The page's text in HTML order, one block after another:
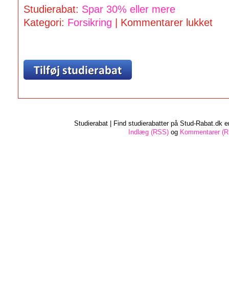
Studierabat: Spar 30% eller mere
Kategori: Forsikring Kommentarer lukket
Studierabat | Find studierabatter på Stud-Rabat.dk
Indlæg (RSS) og Kommentarer